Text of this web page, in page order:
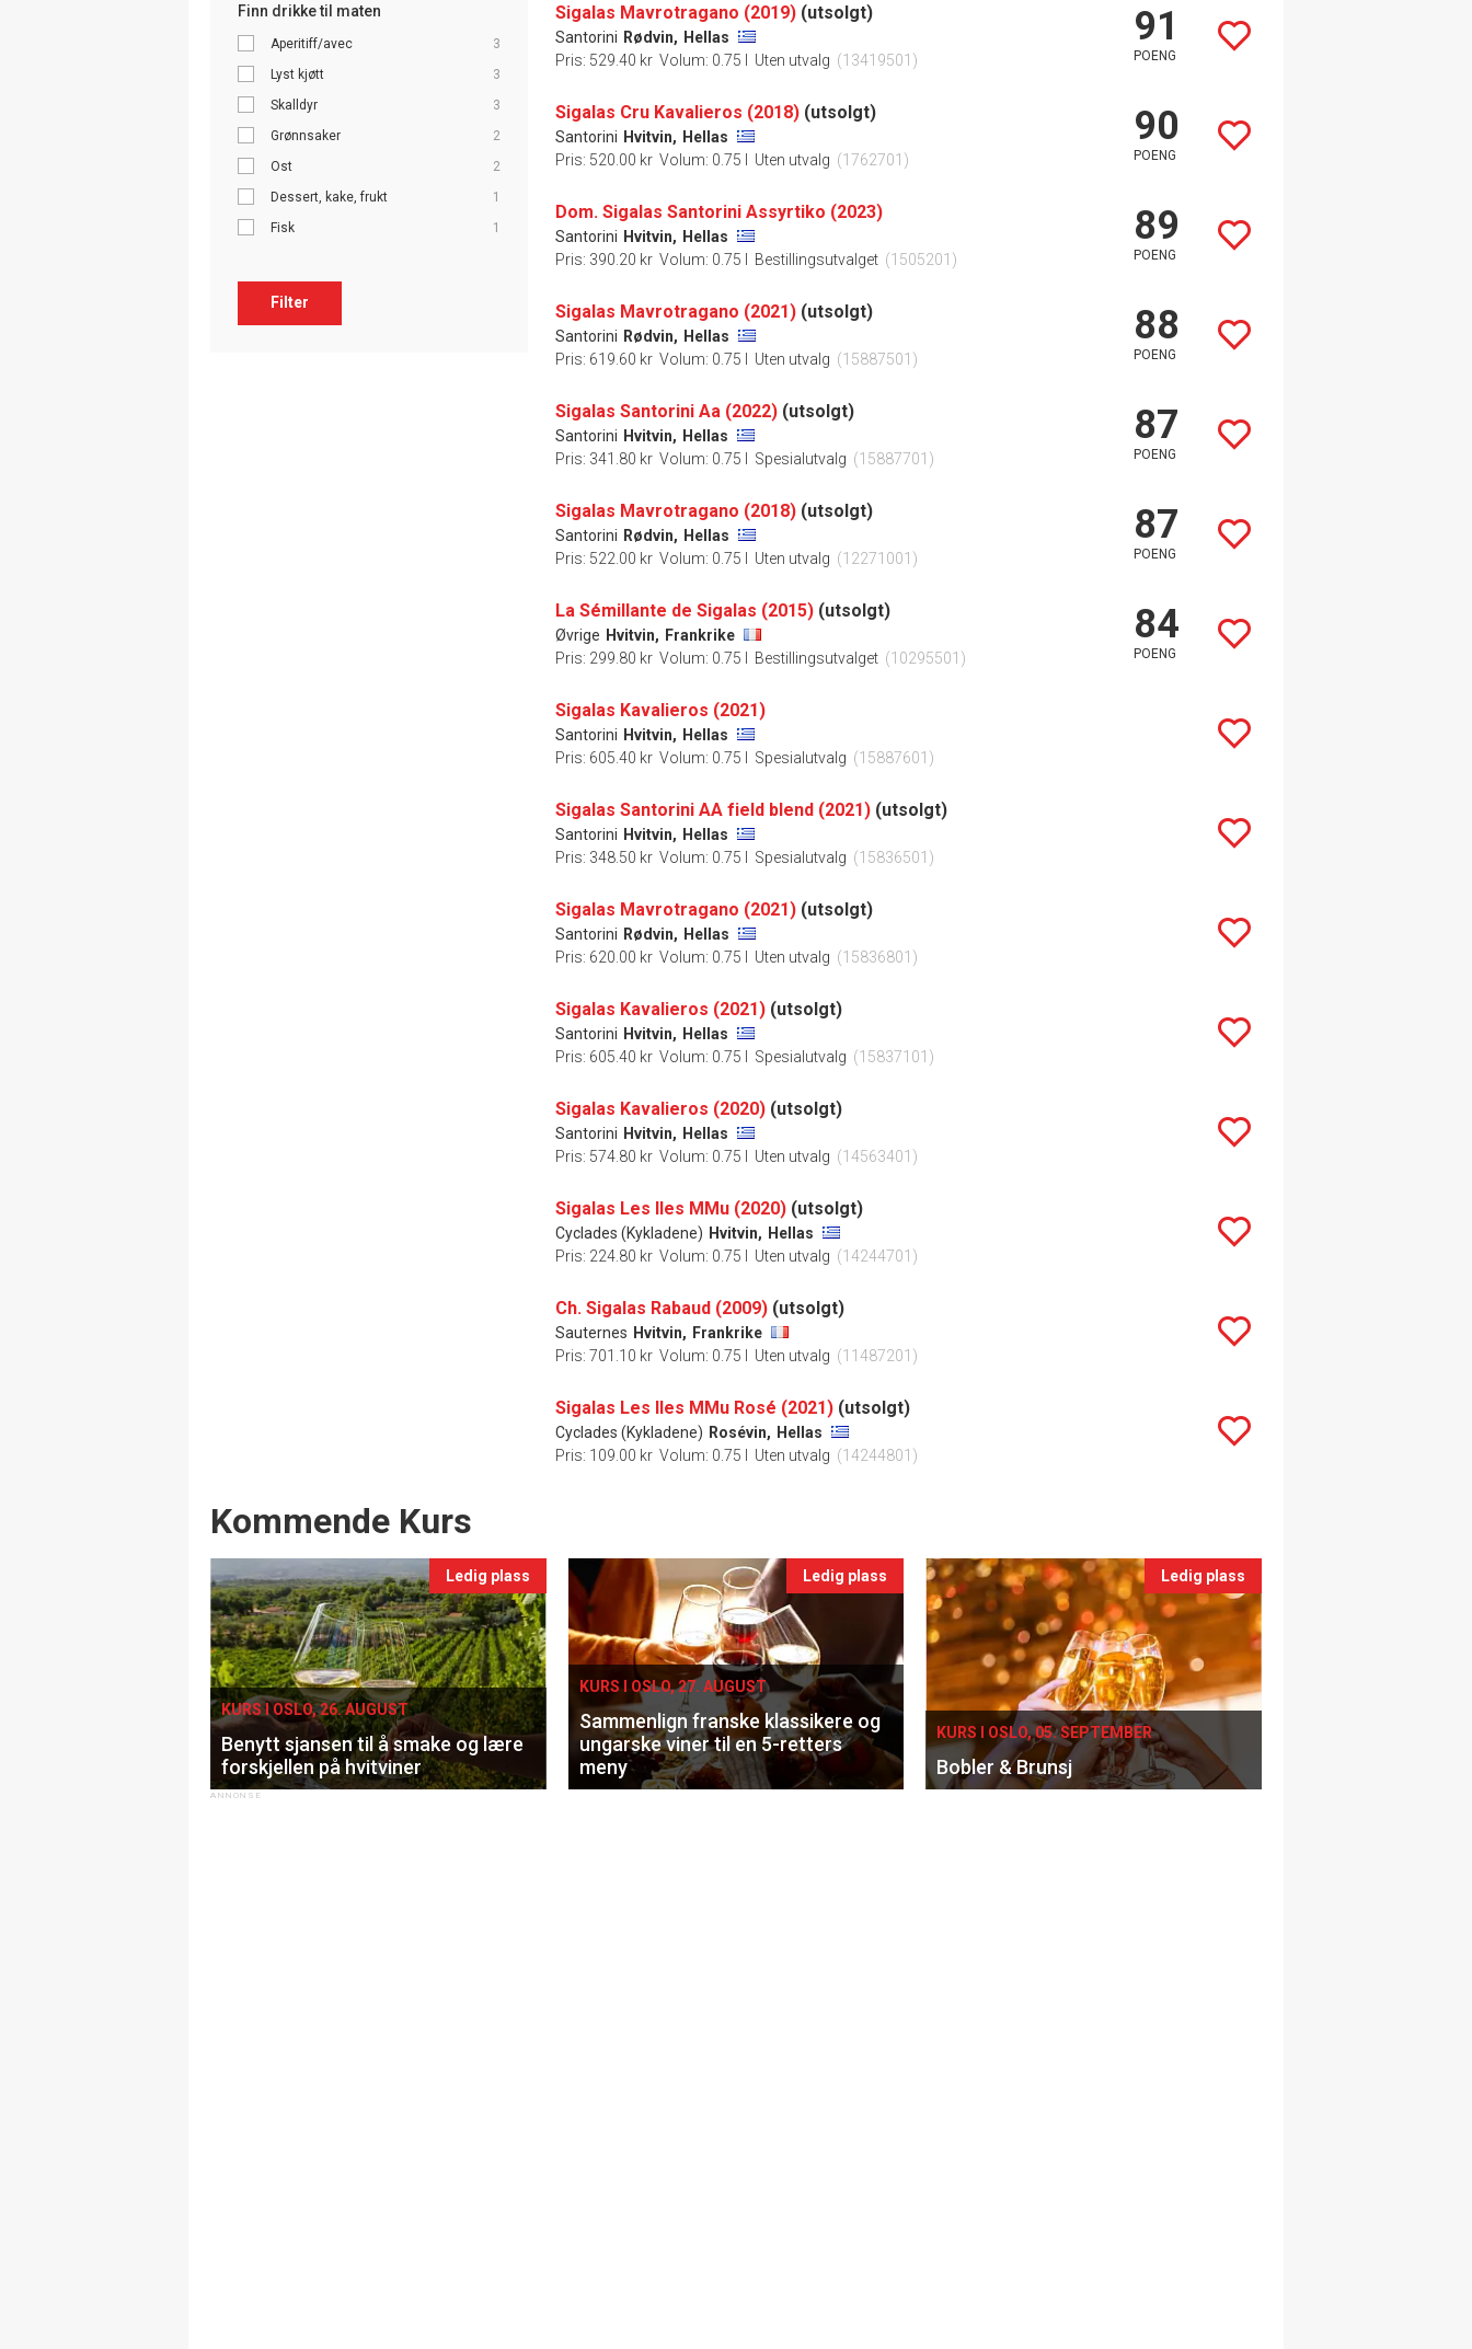
Finn drikke til maten
Aperitiff/avec
3
Lyst kjøtt
3
Skalldyr
3
Grønnsaker
2
Ost
2
Dessert, kake, frukt
1
Fisk
1
Filter
Sigalas Mavrotragano (2019) (utsolgt)
Santorini Rødvin, Hellas
Pris: 529.40 kr Volum: 0.75 l Uten utvalg (13419501)
91
POENG
Sigalas Cru Kavalieros (2018) (utsolgt)
Santorini Hvitvin, Hellas
Pris: 520.00 kr Volum: 0.75 l Uten utvalg (1762701)
90
POENG
Dom. Sigalas Santorini Assyrtiko (2023)
Santorini Hvitvin, Hellas
Pris: 390.20 kr Volum: 0.75 l Bestillingsutvalget (1505201)
89
POENG
Sigalas Mavrotragano (2021) (utsolgt)
Santorini Rødvin, Hellas
Pris: 619.60 kr Volum: 0.75 l Uten utvalg (15887501)
88
POENG
Sigalas Santorini Aa (2022) (utsolgt)
Santorini Hvitvin, Hellas
Pris: 341.80 kr Volum: 0.75 l Spesialutvalg (15887701)
87
POENG
Sigalas Mavrotragano (2018) (utsolgt)
Santorini Rødvin, Hellas
Pris: 522.00 kr Volum: 0.75 l Uten utvalg (12271001)
87
POENG
La Sémillante de Sigalas (2015) (utsolgt)
Øvrige Hvitvin, Frankrike
Pris: 299.80 kr Volum: 0.75 l Bestillingsutvalget (10295501)
84
POENG
Sigalas Kavalieros (2021)
Santorini Hvitvin, Hellas
Pris: 605.40 kr Volum: 0.75 l Spesialutvalg (15887601)
Sigalas Santorini AA field blend (2021) (utsolgt)
Santorini Hvitvin, Hellas
Pris: 348.50 kr Volum: 0.75 l Spesialutvalg (15836501)
Sigalas Mavrotragano (2021) (utsolgt)
Santorini Rødvin, Hellas
Pris: 620.00 kr Volum: 0.75 l Uten utvalg (15836801)
Sigalas Kavalieros (2021) (utsolgt)
Santorini Hvitvin, Hellas
Pris: 605.40 kr Volum: 0.75 l Spesialutvalg (15837101)
Sigalas Kavalieros (2020) (utsolgt)
Santorini Hvitvin, Hellas
Pris: 574.80 kr Volum: 0.75 l Uten utvalg (14563401)
Sigalas Les Iles MMu (2020) (utsolgt)
Cyclades (Kykladene) Hvitvin, Hellas
Pris: 224.80 kr Volum: 0.75 l Uten utvalg (14244701)
Ch. Sigalas Rabaud (2009) (utsolgt)
Sauternes Hvitvin, Frankrike
Pris: 701.10 kr Volum: 0.75 l Uten utvalg (11487201)
Sigalas Les Iles MMu Rosé (2021) (utsolgt)
Cyclades (Kykladene) Rosévin, Hellas
Pris: 109.00 kr Volum: 0.75 l Uten utvalg (14244801)
Events
Kommende Kurs
Ledig plass
KURS I OSLO, 26. AUGUST
Benytt sjansen til å smake og lære
forskjellen på hvitviner
Ledig plass
KURS I OSLO, 27. AUGUST
Sammenlign franske klassikere og
ungarske viner til en 5-retters
meny
Ledig plass
KURS I OSLO, 05. SEPTEMBER
Bobler & Brunsj